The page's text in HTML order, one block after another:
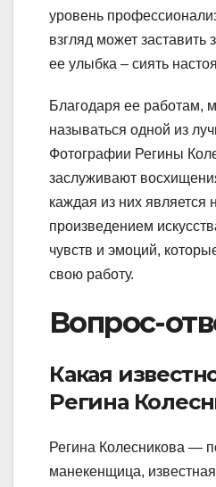
уровень
взгляд может заставить
ее улыбка – сиять
Благодаря ее работам,
называться одной из
Фотографии Регины
заслуживают
каждая из них является
произведением
чувств и эмоций,
свою работу.
Вопрос-
Какая
Регина
Регина Колесникова —
манекенщица,